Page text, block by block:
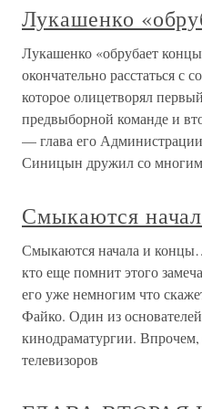
Лукашенко
Лукашенко «обрубает
окончательно расстаться
которое олицетворял
предвыборной команде и
— глава его
Синицын дружил со
Смыкаются
Смыкаются начала и
кто еще помнит этого
его уже немногим что
Файко. Один из
кинодраматургии.
телевизоров